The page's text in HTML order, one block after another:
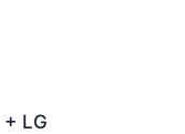
LG